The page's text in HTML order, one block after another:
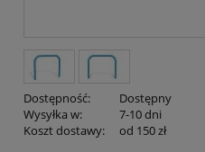
Dostępność:
Dostępny
Wysyłka w:
7-10 dni
Koszt dostawy:
od 150 zł